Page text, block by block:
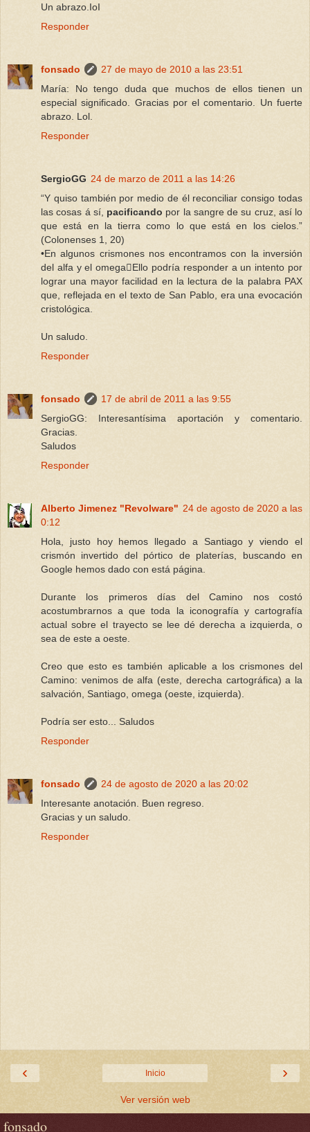
Un abrazo.IoI
Responder
fonsado
27 de mayo de 2010 a las 23:51
María: No tengo duda que muchos de ellos tienen un
especial significado. Gracias por el comentario. Un fuerte
abrazo. Lol.
Responder
SergioGG 24 de marzo de 2011 a las 14:26
“Y quiso también por medio de él reconciliar consigo todas
las cosas á sí, pacificando por la sangre de su cruz, así lo
que está en la tierra como lo que está en los cielos.”
(Colonenses 1, 20)
•En algunos crismones nos encontramos con la inversión
del alfa y el omegaEllo podría responder a un intento por
lograr una mayor facilidad en la lectura de la palabra PAX
que, reflejada en el texto de San Pablo, era una evocación
cristológica.
Un saludo.
Responder
fonsado
17 de abril de 2011 a las 9:55
SergioGG: Interesantísima aportación y comentario.
Gracias.
Saludos
Responder
Alberto Jimenez "Revolware" 24 de agosto de 2020 a las
0:12
Hola, justo hoy hemos llegado a Santiago y viendo el
crismón invertido del pórtico de platerías, buscando en
Google hemos dado con está página.
Durante los primeros días del Camino nos costó
acostumbrarnos a que toda la iconografía y cartografía
actual sobre el trayecto se lee dé derecha a izquierda, o
sea de este a oeste.
Creo que esto es también aplicable a los crismones del
Camino: venimos de alfa (este, derecha cartográfica) a la
salvación, Santiago, omega (oeste, izquierda).
Podría ser esto... Saludos
Responder
fonsado
24 de agosto de 2020 a las 20:02
Interesante anotación. Buen regreso.
Gracias y un saludo.
Responder
‹ ›
Inicio
Ver versión web
fonsado